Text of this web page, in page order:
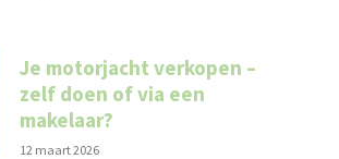
Je motorjacht verkopen –
zelf doen of via een
makelaar?
12 maart 2026